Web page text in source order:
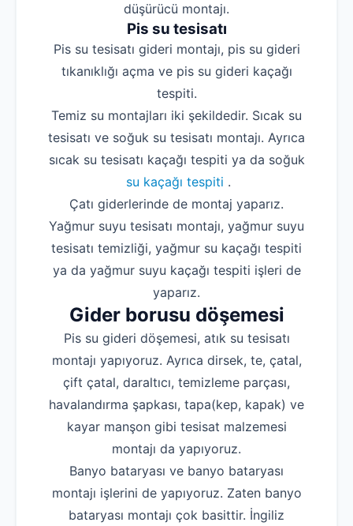
düşürücü montajı.
Pis su tesisatı
Pis su tesisatı gideri montajı, pis su gideri
tıkanıklığı açma ve pis su gideri kaçağı
tespiti.
Temiz su montajları iki şekildedir. Sıcak su
tesisatı ve soğuk su tesisatı montajı. Ayrıca
sıcak su tesisatı kaçağı tespiti ya da soğuk
su kaçağı tespiti .
Çatı giderlerinde de montaj yaparız.
Yağmur suyu tesisatı montajı, yağmur suyu
tesisatı temizliği, yağmur su kaçağı tespiti
ya da yağmur suyu kaçağı tespiti işleri de
yaparız.
Gider borusu döşemesi
Pis su gideri döşemesi, atık su tesisatı
montajı yapıyoruz. Ayrıca dirsek, te, çatal,
çift çatal, daraltıcı, temizleme parçası,
havalandırma şapkası, tapa(kep, kapak) ve
kayar manşon gibi tesisat malzemesi
montajı da yapıyoruz.
Banyo bataryası ve banyo bataryası
montajı işlerini de yapıyoruz. Zaten banyo
bataryası montajı çok basittir. İngiliz